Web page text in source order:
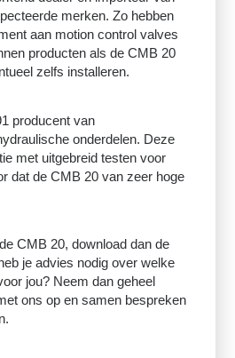
merken. Zo hebben
aan motion control valves
producten als de CMB 20
zelfs installeren.
producent van
onderdelen. Deze
met uitgebreid testen voor
dat de CMB 20 van zeer hoge
CMB 20, download dan de
je advies nodig over welke
jou? Neem dan geheel
ons op en samen bespreken